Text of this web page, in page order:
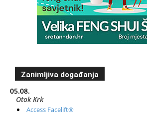
Zanimljiva događanja
05.08.
Otok Krk
Access Facelift®